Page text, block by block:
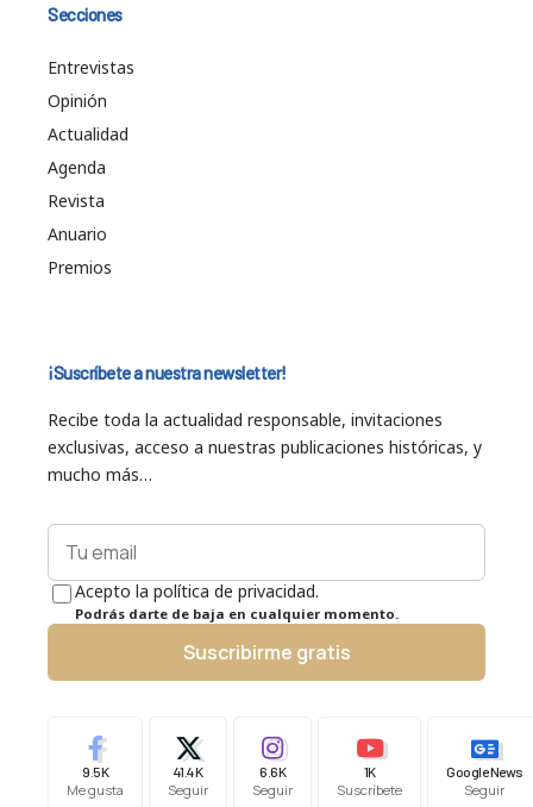
Secciones
Entrevistas
Opinión
Actualidad
Agenda
Revista
Anuario
Premios
¡Suscríbete a nuestra newsletter!
Recibe toda la actualidad responsable, invitaciones
exclusivas, acceso a nuestras publicaciones históricas, y
mucho más…
Acepto la política de privacidad.
Podrás darte de baja en cualquier momento.
Suscribirme gratis
9.5K
Me gusta
41.4K
Seguir
6.6K
Seguir
1K
Suscríbete
Google News
Seguir